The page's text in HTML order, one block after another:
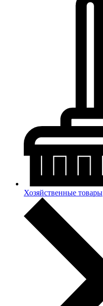
Хозяйственные товары